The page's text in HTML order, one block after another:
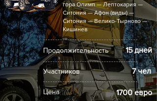
гора Олимп — Лептокария —
Ситония — Афон (виды) —
Ситония — Велико-Тырново —
Кишинев
Продолжительность 15 дней
Участников 7 чел
Цена 1700 евро